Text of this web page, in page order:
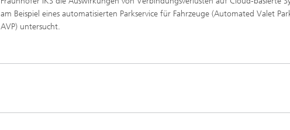
am Beispiel eines automatisierten Parkservice für Fahrzeuge (Automated Valet
AVP) untersucht.